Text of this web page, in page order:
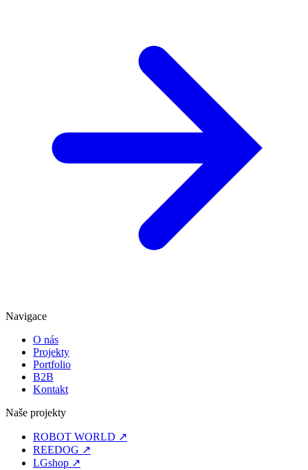
Navigace
O nás
Projekty
Portfolio
B2B
Kontakt
Naše projekty
ROBOT WORLD ↗
REEDOG ↗
LGshop ↗